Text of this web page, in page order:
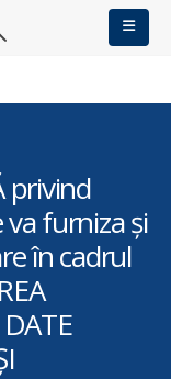
privind
furniza și
în cadrul